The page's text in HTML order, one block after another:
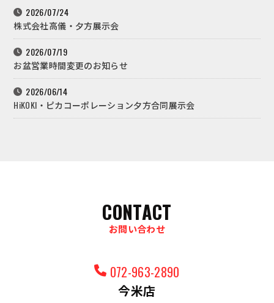
2026/07/24
株式会社高儀・夕方展示会
2026/07/19
お盆営業時間変更のお知らせ
2026/06/14
HiKOKI・ピカコーポレーション夕方合同展示会
CONTACT
お問い合わせ
072-963-2890
今米店